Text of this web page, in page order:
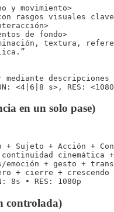
y movimiento>
rasgos visuales
de fondo>
textura,
mediante
en un solo pase)
+ Sujeto + Acción +
continuidad cinemática
emoción + gesto +
+ cierre + crescendo
8s • RES: 1080p
controlada)